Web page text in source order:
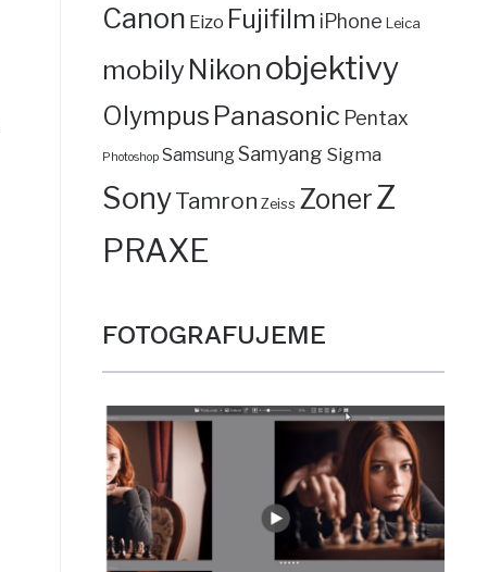
Canon Eizo Fujifilm iPhone Leica
mobilyNikon objektivy
Olympus Panasonic Pentax
Photoshop SamsungSamyang Sigma
SonyTamron Zeiss ZonerZ
PRAXE
FOTOGRAFUJEME